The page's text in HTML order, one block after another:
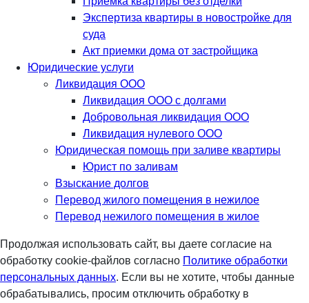
Экспертиза квартиры в новостройке для
суда
Акт приемки дома от застройщика
Юридические услуги
Ликвидация ООО
Ликвидация ООО с долгами
Добровольная ликвидация ООО
Ликвидация нулевого ООО
Юридическая помощь при заливе квартиры
Юрист по заливам
Взыскание долгов
Перевод жилого помещения в нежилое
Перевод нежилого помещения в жилое
Продолжая использовать сайт, вы даете согласие на
обработку cookie-файлов согласно Политике обработки
персональных данных. Если вы не хотите, чтобы данные
обрабатывались, просим отключить обработку в